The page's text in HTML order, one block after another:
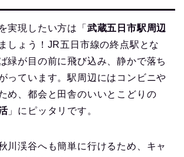
実現したい方は「 武蔵五日市駅周辺
しょう！JR五日市線の終点駅とな
緑が目の前に飛び込み、静かで落ち
っています。駅周辺にはコンビニや
め、都会と田舎のいいとこどりの
」にピッタリです。
川渓谷へも簡単に行けるため、キャ